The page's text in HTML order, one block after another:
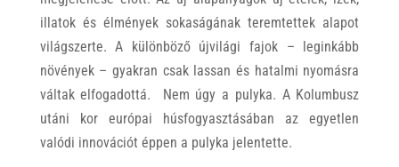
illatok és élmények sokaságának teremtettek alapot
világszerte. A különböző újvilági fajok – leginkább
növények – gyakran csak lassan és hatalmi nyomásra
váltak elfogadottá. Nem úgy a pulyka. A Kolumbusz
utáni kor európai húsfogyasztásában az egyetlen
valódi innovációt éppen a pulyka jelentette.